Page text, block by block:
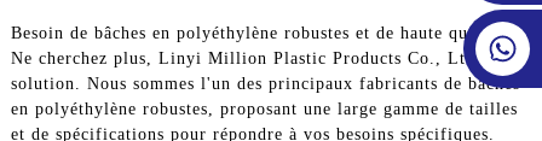
Besoin de bâches en polyéthylène robustes et de haute qualité ?
Ne cherchez plus, Linyi Million Plastic Products Co., Ltd. est la
solution. Nous sommes l'un des principaux fabricants de bâches
en polyéthylène robustes, proposant une large gamme de tailles
et de spécifications pour répondre à vos besoins spécifiques.